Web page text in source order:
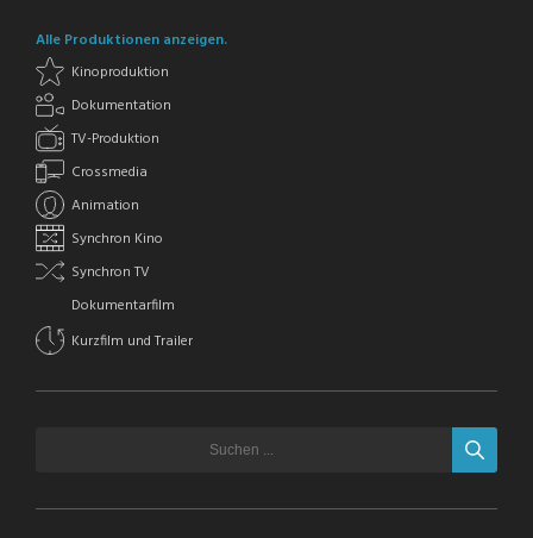
Alle Produktionen anzeigen.
Kinoproduktion
Dokumentation
TV-Produktion
Crossmedia
Animation
Synchron Kino
Synchron TV
Dokumentarfilm
Kurzfilm und Trailer